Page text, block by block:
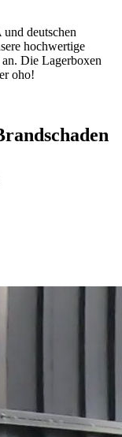
deutschen
hochwertige
Die Lagerboxen
oho!